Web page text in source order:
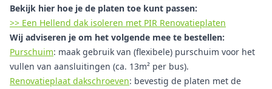
Bekijk hier hoe je de platen toe kunt passen:
>> Een Hellend dak isoleren met PIR Renovatieplaten
Wij adviseren je om het volgende mee te bestellen:
Purschuim: maak gebruik van (flexibele) purschuim voor het
vullen van aansluitingen (ca. 13m² per bus).
Renovatieplaat dakschroeven: bevestig de platen met de